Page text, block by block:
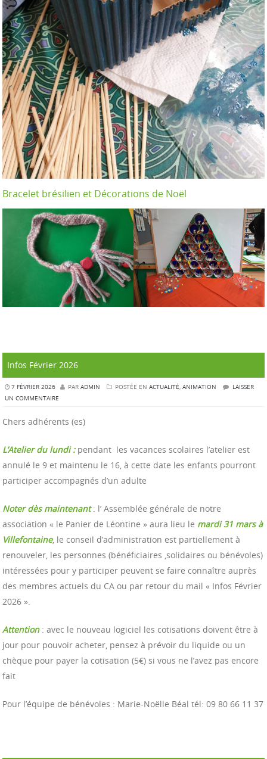
Bracelet brésilien et Décorations de Noël
Infos Février 2026
7 FÉVRIER 2026 PAR ADMIN POSTÉE EN ACTUALITÉ, ANIMATION
LAISSER
UN COMMENTAIRE
Chers adhérents (es)
L’Atelier du lundi : pendant les vacances scolaires l’atelier est
annulé le 9 et maintenu le 16, à cette date les enfants pourront
participer accompagnés d’un adulte
Noter dès maintenant: l’ Assemblée générale de notre
association « le Panier de Léontine » aura lieu le mardi 31 mars à
Villefontaine, le conseil d’administration est partiellement à
renouveler, les personnes (bénéficiaires ,solidaires ou bénévoles)
intéressées pour y participer peuvent se faire connaître auprès
des membres actuels du CA ou par retour du mail « Infos Février
2026 ».
Attention: avec le nouveau logiciel les cotisations doivent être à
jour pour pouvoir acheter, pensez à prévoir du liquide ou un
chèque pour payer la cotisation (5€) si vous ne l’avez pas encore
fait
Pour l’équipe de bénévoles : Marie-Noëlle Béal tél: 09 80 66 11 37